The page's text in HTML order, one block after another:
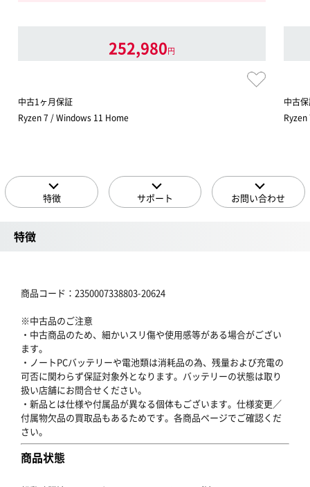
252,980円
中古1ヶ月保証
Ryzen 7 / Windows 11 Home
中古
特徴 サポート お問い合わせ
特徴
商品コード：2350007338803-20624
※中古品のご注意
・中古商品のため、細かいスリ傷や使用感等がある場合がござい
ます。
・ノートPCバッテリーや電池類は消耗品の為、残量および充電の
可否に関わらず保証対象外となります。バッテリーの状態は取り
扱い店舗にお問合せください。
・新品とは仕様や付属品が異なる個体もございます。仕様変更／
付属物欠品の買取品もあるためです。各商品ページでご確認くだ
さい。
商品状態